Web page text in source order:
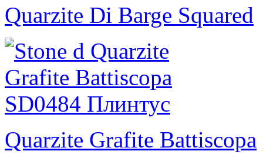
Quarzite Di Barge Squared
Quarzite Grafite Battiscopa